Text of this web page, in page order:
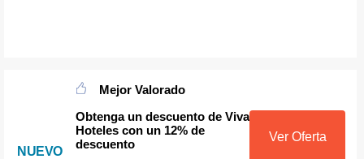
NUEVO
Mejor Valorado
Obtenga un descuento de Viva
Hoteles con un 12% de
descuento
Ver Oferta